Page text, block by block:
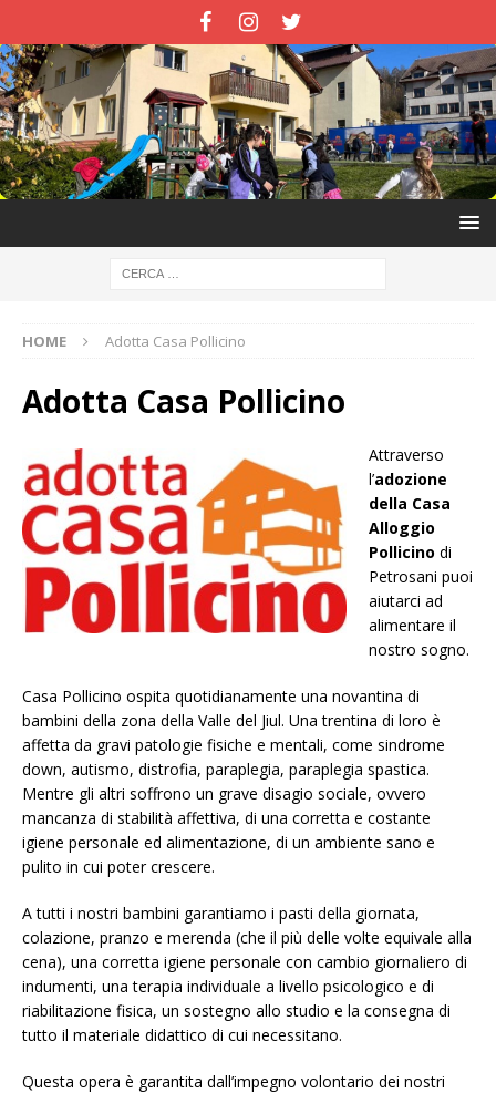
HOME Adotta Casa Pollicino
Adotta Casa Pollicino
Attraverso
l’adozione
della Casa
Alloggio
Pollicino di
Petrosani puoi
aiutarci ad
alimentare il
nostro sogno.
Casa Pollicino ospita quotidianamente una novantina di
bambini della zona della Valle del Jiul. Una trentina di loro è
affetta da gravi patologie fisiche e mentali, come sindrome
down, autismo, distrofia, paraplegia, paraplegia spastica.
Mentre gli altri soffrono un grave disagio sociale, ovvero
mancanza di stabilità affettiva, di una corretta e costante
igiene personale ed alimentazione, di un ambiente sano e
pulito in cui poter crescere.
A tutti i nostri bambini garantiamo i pasti della giornata,
colazione, pranzo e merenda (che il più delle volte equivale alla
cena), una corretta igiene personale con cambio giornaliero di
indumenti, una terapia individuale a livello psicologico e di
riabilitazione fisica, un sostegno allo studio e la consegna di
tutto il materiale didattico di cui necessitano.
Questa opera è garantita dall’impegno volontario dei nostri